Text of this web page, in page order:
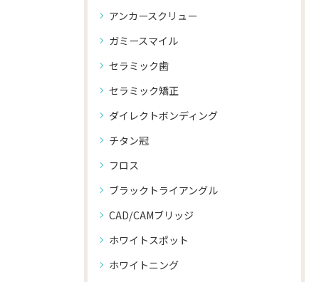
アンカースクリュー
ガミースマイル
セラミック歯
セラミック矯正
ダイレクトボンディング
チタン冠
フロス
ブラックトライアングル
CAD/CAMブリッジ
ホワイトスポット
ホワイトニング